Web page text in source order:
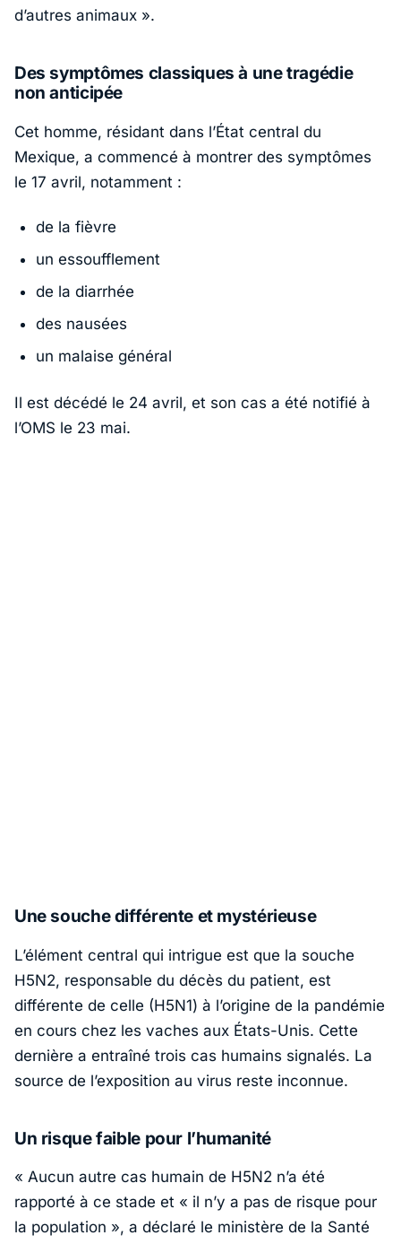
d’autres animaux ».
Des symptômes classiques à une tragédie
non anticipée
Cet homme, résidant dans l’État central du
Mexique, a commencé à montrer des symptômes
le 17 avril, notamment :
de la fièvre
un essoufflement
de la diarrhée
des nausées
un malaise général
Il est décédé le 24 avril, et son cas a été notifié à
l’OMS le 23 mai.
Une souche différente et mystérieuse
L’élément central qui intrigue est que la souche
H5N2, responsable du décès du patient, est
différente de celle (H5N1) à l’origine de la pandémie
en cours chez les vaches aux États-Unis. Cette
dernière a entraîné trois cas humains signalés. La
source de l’exposition au virus reste inconnue.
Un risque faible pour l’humanité
« Aucun autre cas humain de H5N2 n’a été
rapporté à ce stade et « il n’y a pas de risque pour
la population », a déclaré le ministère de la Santé